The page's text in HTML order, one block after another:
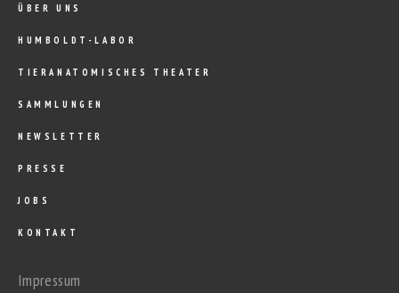
ÜBER UNS
HUMBOLDT-LABOR
TIERANATOMISCHES THEATER
SAMMLUNGEN
NEWSLETTER
PRESSE
JOBS
KONTAKT
Impressum